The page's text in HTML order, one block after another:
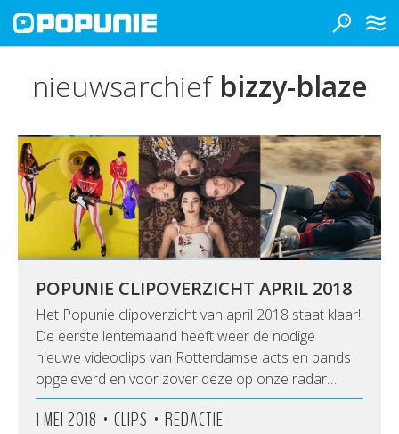
nieuwsarchief bizzy-blaze
POPUNIE CLIPOVERZICHT APRIL 2018
Het Popunie clipoverzicht van april 2018 staat klaar!
De eerste lentemaand heeft weer de nodige
nieuwe videoclips van Rotterdamse acts en bands
opgeleverd en voor zover deze op onze radar…
1 MEI 2018 • CLIPS • REDACTIE